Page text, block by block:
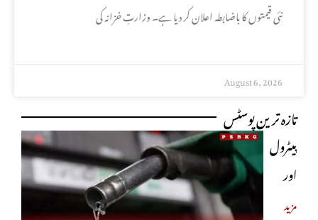
نئی قیمتوں کا باضابطہ اعلان کر دیا ہے۔ وزارتِ خزانہ کی
August 6, 2026
تازہ ترین پوسٹس
پیٹرول
اور
ڈیزل کی
مزید